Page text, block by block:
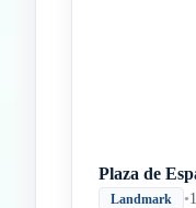
Plaza de
Landmark •